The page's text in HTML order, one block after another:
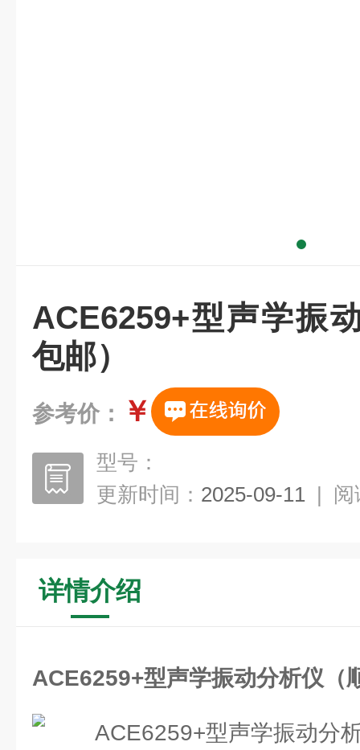
ACE6259+型声学振
包邮）
参考价： ￥
型号：
更新时间： 2025-09-11 | 阅
详情介绍
ACE6259+型声学振动分析仪（